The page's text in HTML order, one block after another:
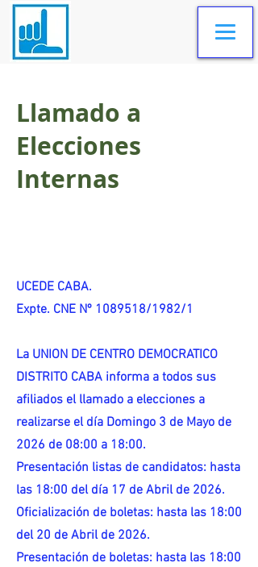
Llamado a
Elecciones
Internas
UCEDE CABA.
Expte. CNE Nº 1089518/1982/1
La UNION DE CENTRO DEMOCRATICO
DISTRITO CABA informa a todos sus
afiliados el llamado a elecciones a
realizarse el día Domingo 3 de Mayo de
2026 de 08:00 a 18:00.
Presentación listas de candidatos: hasta
las 18:00 del día 17 de Abril de 2026.
Oficialización de boletas: hasta las 18:00
del 20 de Abril de 2026.
Presentación de boletas: hasta las 18:00